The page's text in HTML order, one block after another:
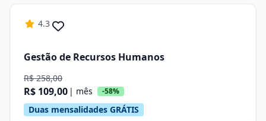
4.3
Gestão de Recursos Humanos
R$ 258,00
R$ 109,00 | mês -58%
Duas mensalidades GRÁTIS